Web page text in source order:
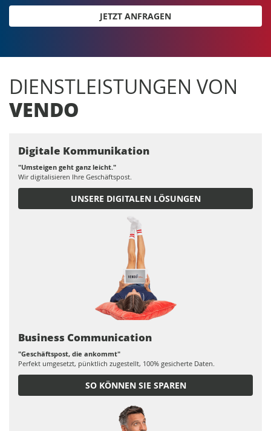
JETZT ANFRAGEN
DIENSTLEISTUNGEN VON
VENDO
Digitale Kommunikation
"Umsteigen geht ganz leicht."
Wir digitalisieren Ihre Geschäftspost.
UNSERE DIGITALEN LÖSUNGEN
Business Communication
"Geschäftspost, die ankommt"
Perfekt umgesetzt, pünktlich zugestellt, 100% gesicherte Daten.
SO KÖNNEN SIE SPAREN